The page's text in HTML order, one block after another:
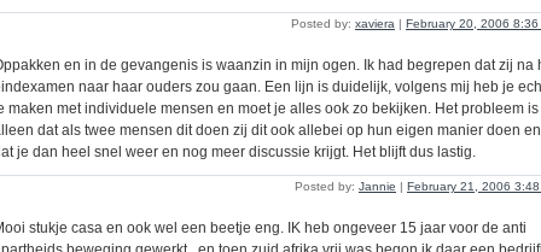
Posted by: xaviera | February 20, 2006 8:36
en in de gevangenis is waanzin in mijn ogen. Ik had begrepen dat zij na
naar haar ouders zou gaan. Een lijn is duidelijk, volgens mij heb je
maken met individuele mensen en moet je alles ook zo bekijken. Het probleem is
dat als twee mensen dit doen zij dit ook allebei op hun eigen manier doen en
je dan heel snel weer en nog meer discussie krijgt. Het blijft dus lastig.
Posted by: Jannie | February 21, 2006 3:48
stukje casa en ook wel een beetje eng. IK heb ongeveer 15 jaar voor de anti